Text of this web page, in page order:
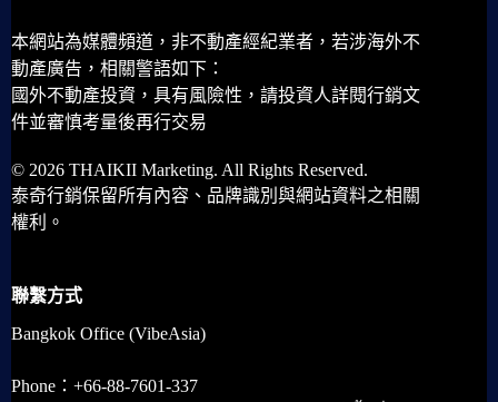
本網站為媒體頻道，非不動產經紀業者，若涉海外不
動產廣告，相關警語如下：
國外不動產投資，具有風險性，請投資人詳閱行銷文
件並審慎考量後再行交易
© 2026 THAIKII Marketing. All Rights Reserved.
泰奇行銷保留所有內容、品牌識別與網站資料之相關
權利。
聯繫方式
Bangkok Office (VibeAsia)
Phone：+66-88-7601-337